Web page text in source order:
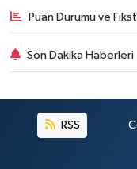
Puan Durumu ve
Son Dakika Haberleri
RSS